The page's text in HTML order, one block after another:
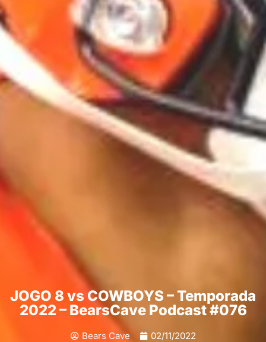
JOGO 8 vs COWBOYS – Temporada
2022 – BearsCave Podcast #076
Bears Cave 02/11/2022